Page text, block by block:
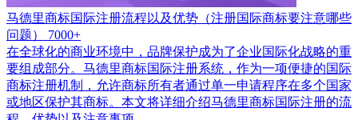
马德里商标国际注册流程以及优势（注册国际商标要注意哪些
问题）
7000+
在全球化的商业环境中，品牌保护成为了企业国际化战略的重
要组成部分。马德里商标国际注册系统，作为一项便捷的国际
商标注册机制，允许商标所有者通过单一申请程序在多个国家
或地区保护其商标。本文将详细介绍马德里商标国际注册的流